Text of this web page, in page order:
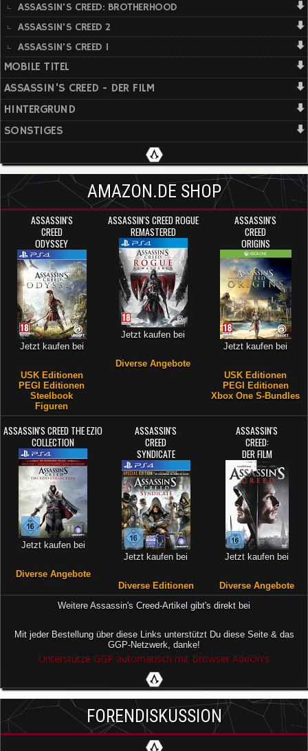
ASSASSIN'S CREED: BROTHERHOOD
ASSASSIN'S CREED 2
ASSASSIN'S CREED 1
MOBILE TITEL
ASSASSIN'S CREED - DER FILM
HINTERGRUND
SONSTIGES
AMAZON.DE SHOP
ASSASSIN'S
CREED
ODYSSEY
Jetzt kaufen bei
USK Editionen
PEGI Editionen
Steelbook
Figuren
ASSASSIN'S CREED ROGUE
REMASTERED
Jetzt kaufen bei
Diverse Angebote
ASSASSIN'S
CREED
ORIGINS
Jetzt kaufen bei
USK Editionen
PEGI Editionen
Xbox One S-Bundles
ASSASSIN'S CREED THE EZIO
COLLECTION
Jetzt kaufen bei
Diverse Angebote
ASSASSIN'S
CREED
SYNDICATE
Jetzt kaufen bei
Diverse Editionen
ASSASSIN'S
CREED:
DER FILM
Jetzt kaufen bei
Diverse Angebote
Weitere Assassin's Creed-Artikel gibt's direkt bei
Mit jeder Bestellung über diese Links unterstützt Du diese Seite & das
GGP-Netzwerk, danke!
Unterstütze GGP automatisch mit Browser AddOn's
FORENDISKUSSION